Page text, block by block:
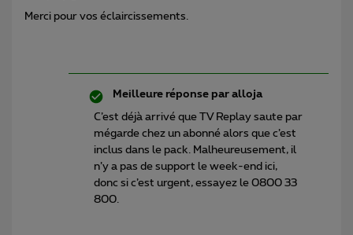
Merci pour vos éclaircissements.
Meilleure réponse par alloja
C’est déjà arrivé que TV Replay saute par
mégarde chez un abonné alors que c’est
inclus dans le pack. Malheureusement, il
n’y a pas de support le week-end ici,
donc si c’est urgent, essayez le 0800 33
800.